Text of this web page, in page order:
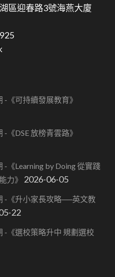
區迎春路3號海燕大廈
-《可持續發展教育》
《DSE 放榜青雲路》
-《Learning by Doing 從實踐
力》
2026-06-05
-《升小家長攻略──英文教
22
-《選校策略升中 規劃選校